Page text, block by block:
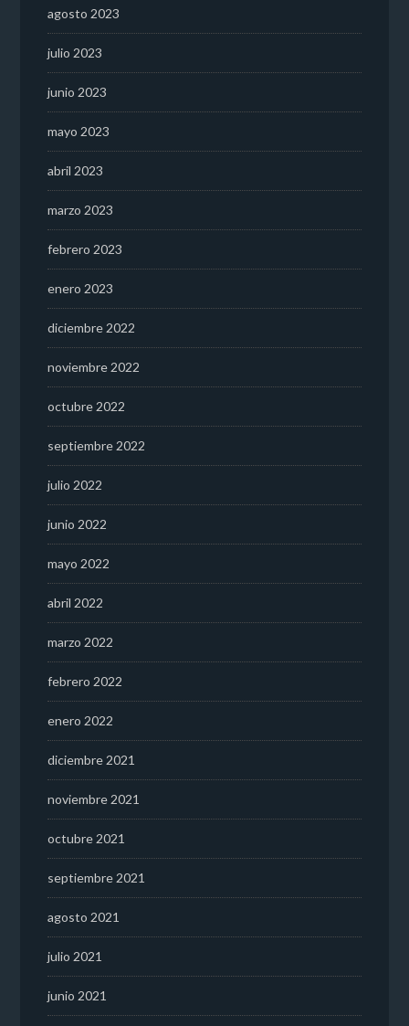
agosto 2023
julio 2023
junio 2023
mayo 2023
abril 2023
marzo 2023
febrero 2023
enero 2023
diciembre 2022
noviembre 2022
octubre 2022
septiembre 2022
julio 2022
junio 2022
mayo 2022
abril 2022
marzo 2022
febrero 2022
enero 2022
diciembre 2021
noviembre 2021
octubre 2021
septiembre 2021
agosto 2021
julio 2021
junio 2021